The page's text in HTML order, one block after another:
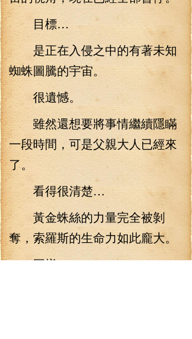
目標…
是正在入侵之中的有著未知
蜘蛛圖騰的宇宙。
很遺憾。
雖然還想要將事情繼續隱瞞
一段時間，可是父親大人已經來
了。
看得很清楚…
黃金蛛絲的力量完全被剝
奪，索羅斯的生命力如此龐大。
同樣。